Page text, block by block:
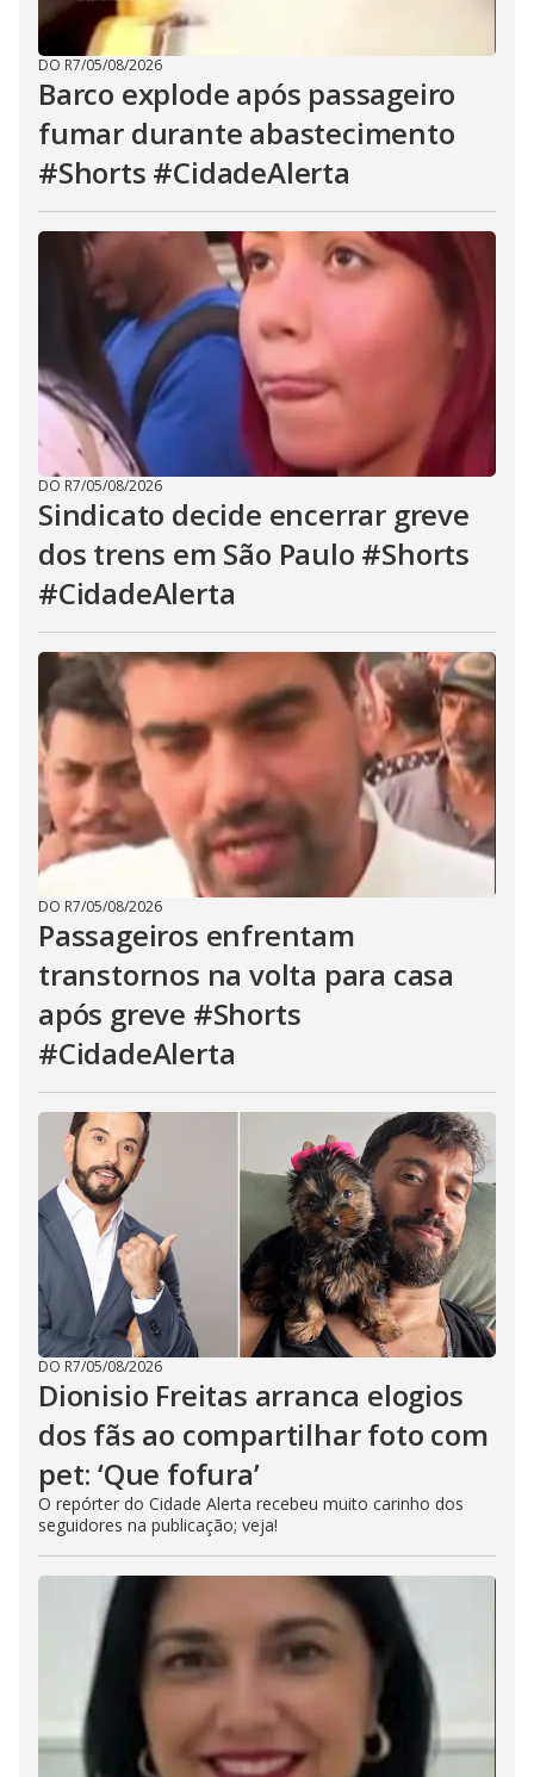
DO R7/05/08/2026
Barco explode após passageiro
fumar durante abastecimento
#Shorts #CidadeAlerta
DO R7/05/08/2026
Sindicato decide encerrar greve
dos trens em São Paulo #Shorts
#CidadeAlerta
DO R7/05/08/2026
Passageiros enfrentam
transtornos na volta para casa
após greve #Shorts
#CidadeAlerta
DO R7/05/08/2026
Dionisio Freitas arranca elogios
dos fãs ao compartilhar foto com
pet: ‘Que fofura’
O repórter do Cidade Alerta recebeu muito carinho dos
seguidores na publicação; veja!